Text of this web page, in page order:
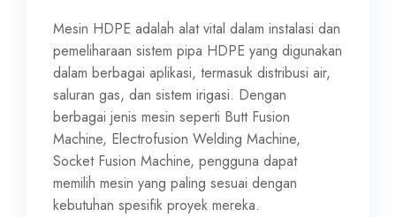
Mesin HDPE adalah alat vital dalam instalasi dan
pemeliharaan sistem pipa HDPE yang digunakan
dalam berbagai aplikasi, termasuk distribusi air,
saluran gas, dan sistem irigasi. Dengan
berbagai jenis mesin seperti Butt Fusion
Machine, Electrofusion Welding Machine,
Socket Fusion Machine, pengguna dapat
memilih mesin yang paling sesuai dengan
kebutuhan spesifik proyek mereka.